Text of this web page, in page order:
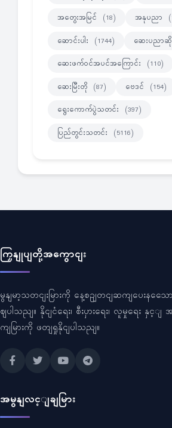
အတွေးအမြင် (18) အနုပညာ
ဆောင်းပါး (1744) ဆေးပညာဆို
ဆေးဖက်ဝင်အပင်အကြောင်း (110)
ဆေးမြီးတို (87) ဗေဒင် (154)
ရွေးကောက်ပွဲသတင်း (397)
ပြည်တွင်းသတင်း (5116)
ကြှနျုပျတို့အကွောငျး
မွနျမာ့သတငျးမြားကို နေ့စဥျတငျဆကျပေးန
ဈပါသညျ။ နိုငျငံရေး၊ စီးပှားရေး၊ လူမှုရေး နှ
ကျမြားကို ဖတျရှုနိုငျပါသညျ။
အမွနျလင့ျချမြား